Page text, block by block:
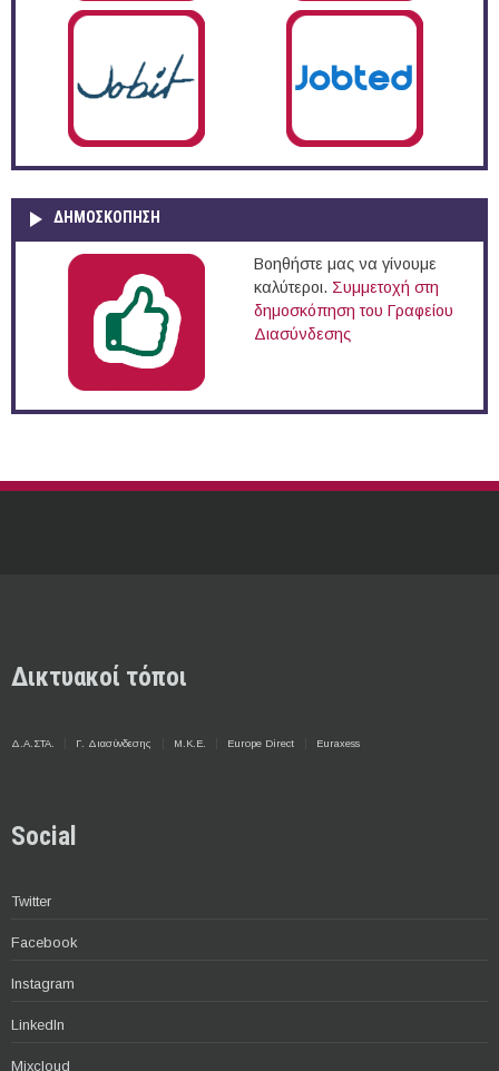
ΔΗΜΟΣΚΌΠΗΣΗ
Βοηθήστε μας να γίνουμε
καλύτεροι. Συμμετοχή στη
δημοσκόπηση του Γραφείου
Διασύνδεσης
Δικτυακοί τόποι
Δ.Α.ΣΤΑ. Γ. Διασύνδεσης Μ.Κ.Ε. Europe Direct Euraxess
Social
Twitter
Facebook
Instagram
LinkedIn
Mixcloud